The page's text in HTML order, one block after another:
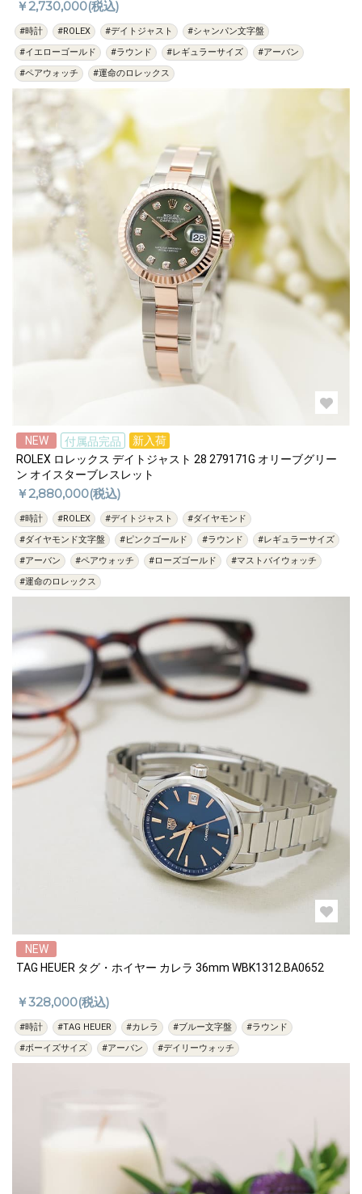
￥2,730,000(税込)
#時計 #ROLEX #デイトジャスト
#シャンパン文字盤
#イエローゴールド
#ラウンド #レギュラーサイズ
#アーバン
#ペアウォッチ
#運命のロレックス
NEW 付属品完品
新入荷
ROLEX ロレックス デイトジャスト 28 279171G オリーブグリー
ン オイスターブレスレット
￥2,880,000(税込)
#時計 #ROLEX #デイトジャスト
#ダイヤモンド
#ダイヤモンド文字盤
#ピンクゴールド #ラウンド
#レギュラーサイズ
#アーバン
#ペアウォッチ #ローズゴールド
#マストバイウォッチ
#運命のロレックス
NEW
TAG HEUER タグ・ホイヤー カレラ 36mm WBK1312.BA0652
￥328,000(税込)
#時計 #TAG HEUER #カレラ #ブルー文字盤
#ラウンド
#ボーイズサイズ
#アーバン #デイリーウォッチ